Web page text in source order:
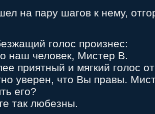
на пару шагов к нему,
голос произнес:
наш человек, Мистер B.
приятный и мягкий голос
уверен, что Вы правы.
его?
так любезны.